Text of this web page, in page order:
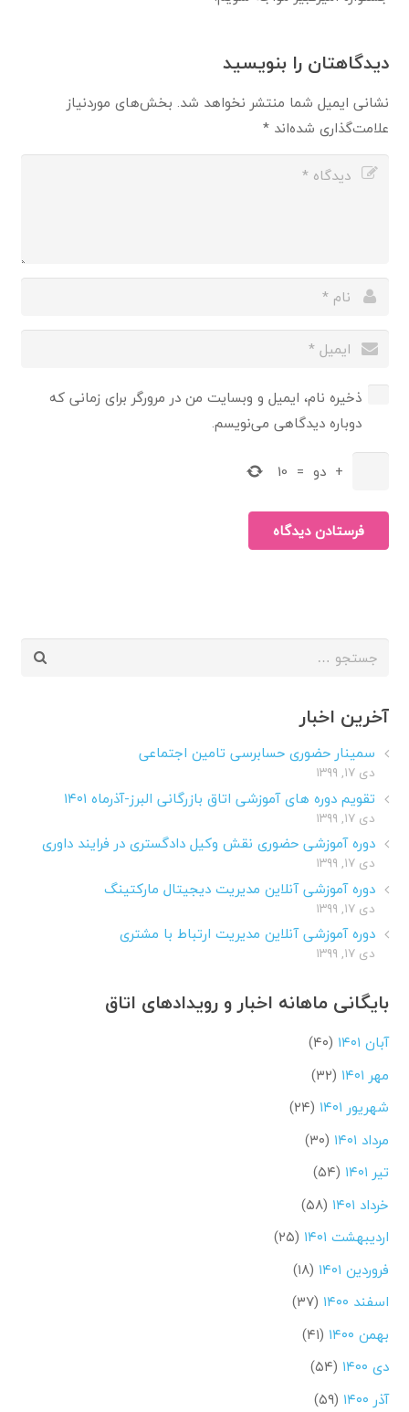
دیدگاهتان را بنویسید
نشانی ایمیل شما منتشر نخواهد شد. بخش‌های موردنیاز
علامت‌گذاری شده‌اند*
ذخیره نام، ایمیل و وبسایت من در مرورگر برای زمانی که
دوباره دیدگاهی می‌نویسم.
+ دو =
10
فرستادن دیدگاه
جستجو
آخرین اخبار
سمینار حضوری حسابرسی تامین اجتماعی
دی ۱۷, ۱۳۹۹
تقویم دوره های آموزشی اتاق بازرگانی البرز-آذرماه ۱۴۰۱
دی ۱۷, ۱۳۹۹
دوره آموزشی حضوری نقش وکیل دادگستری در فرایند داوری
دی ۱۷, ۱۳۹۹
دوره آموزشی آنلاین مدیریت دیجیتال مارکتینگ
دی ۱۷, ۱۳۹۹
دوره آموزشی آنلاین مدیریت ارتباط با مشتری
دی ۱۷, ۱۳۹۹
بایگانی ماهانه اخبار و رویدادهای اتاق
آبان ۱۴۰۱
(۴۰)
مهر ۱۴۰۱
(۳۲)
شهریور ۱۴۰۱
(۲۴)
مرداد ۱۴۰۱
(۳۰)
تیر ۱۴۰۱
(۵۴)
خرداد ۱۴۰۱
(۵۸)
اردیبهشت ۱۴۰۱
(۲۵)
فروردین ۱۴۰۱
(۱۸)
اسفند ۱۴۰۰
(۳۷)
بهمن ۱۴۰۰
(۴۱)
دی ۱۴۰۰
(۵۴)
آذر ۱۴۰۰
(۵۹)